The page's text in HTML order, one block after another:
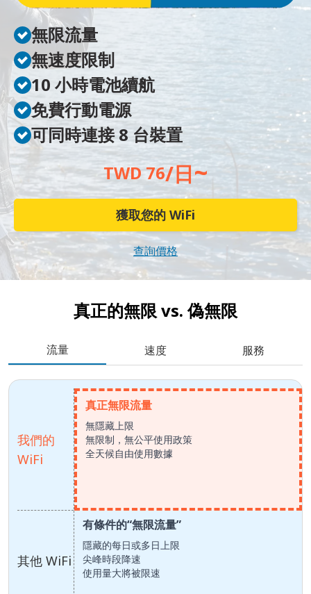
無限流量
無速度限制
10 小時電池續航
免費行動電源
可同時連接 8 台裝置
TWD 76/日~
獲取您的 WiFi
查詢價格
真正的無限 vs.偽無限
流量 速度 服務
我們的
WiFi
其他 WiFi
真正無限流量
無隱藏上限
無限制，無公平使用政策
全天候自由使用數據
有條件的“無限流量”
隱藏的每日或多日上限
尖峰時段降速
使用量大將被限速